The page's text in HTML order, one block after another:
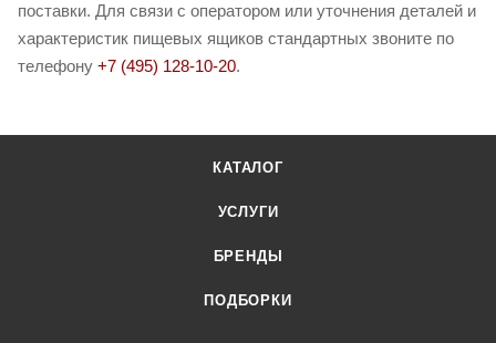
поставки. Для связи с оператором или уточнения деталей и
характеристик пищевых ящиков стандартных звоните по
телефону +7 (495) 128-10-20.
КАТАЛОГ
УСЛУГИ
БРЕНДЫ
ПОДБОРКИ